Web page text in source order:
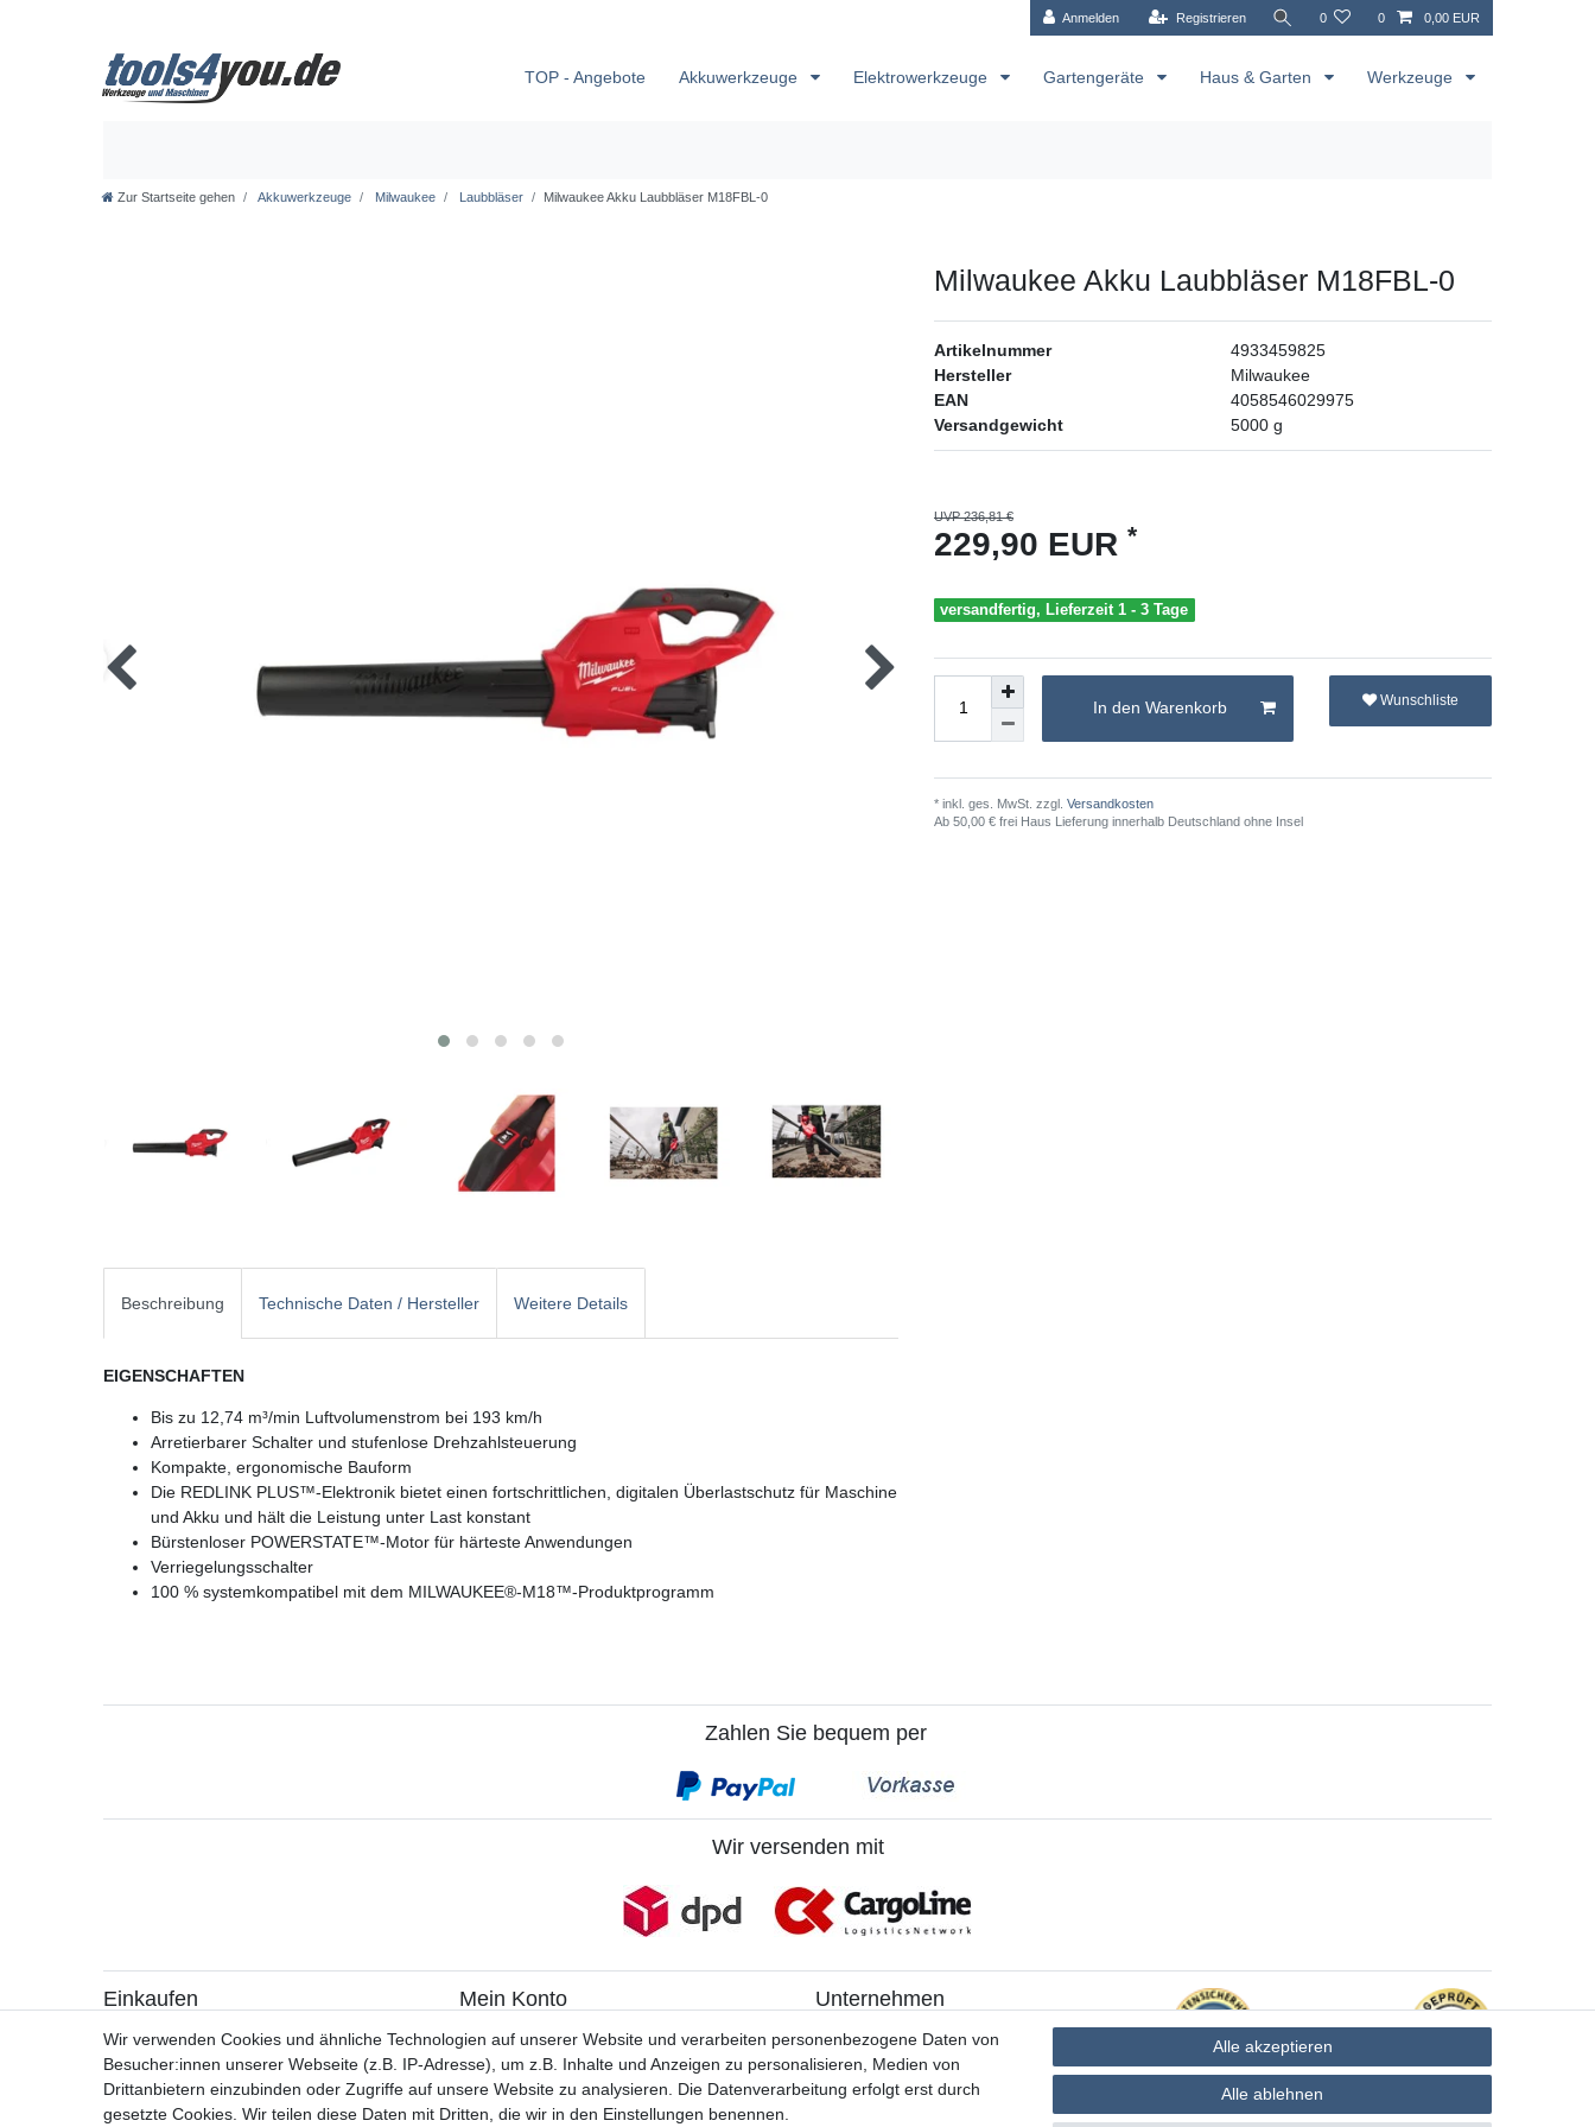
Anmelden Registrieren 0 0 0,00 EUR
TOP - Angebote Akkuwerkzeuge Elektrowerkzeuge Gartengeräte Haus & Garten Werkzeuge
Zur Startseite gehen Akkuwerkzeuge Milwaukee Laubbläser Milwaukee Akku Laubbläser M18FBL-0
Beschreibung Technische Daten / Hersteller Weitere Details
EIGENSCHAFTEN
Bis zu 12,74 m³/min Luftvolumenstrom bei 193 km/h
Arretierbarer Schalter und stufenlose Drehzahlsteuerung
Kompakte, ergonomische Bauform
Die REDLINK PLUS™-Elektronik bietet einen fortschrittlichen, digitalen Überlastschutz für Maschine
und Akku und hält die Leistung unter Last konstant
Bürstenloser POWERSTATE™-Motor für härteste Anwendungen
Verriegelungsschalter
100 % systemkompatibel mit dem MILWAUKEE®-M18™-Produktprogramm
Milwaukee Akku Laubbläser M18FBL-0
Artikelnummer
4933459825
Hersteller
Milwaukee
EAN
4058546029975
Versandgewicht
5000 g
UVP 236,81 €
229,90 EUR *
versandfertig, Lieferzeit 1 - 3 Tage
In den Warenkorb Wunschliste
* inkl. ges. MwSt. zzgl. Versandkosten
Ab 50,00 € frei Haus Lieferung innerhalb Deutschland ohne Insel
Zahlen Sie bequem per
Wir versenden mit
Einkaufen
> Zahlungsarten
> Versandarten & -kosten
> Widerrufsrecht / Widerruf erklären
> Hilfe
Mein Konto
> Registrieren
> Login
Unternehmen
> Kontakt
> Datenschutzerklärung
> AGB
Wir verwenden Cookies und ähnliche Technologien auf unserer Website und verarbeiten personenbezogene Daten von
Besucher:innen unserer Webseite (z.B. IP-Adresse), um z.B. Inhalte und Anzeigen zu personalisieren, Medien von
Drittanbietern einzubinden oder Zugriffe auf unsere Website zu analysieren. Die Datenverarbeitung erfolgt erst durch
gesetzte Cookies. Wir teilen diese Daten mit Dritten, die wir in den Einstellungen benennen.
Alle akzeptieren
Alle ablehnen